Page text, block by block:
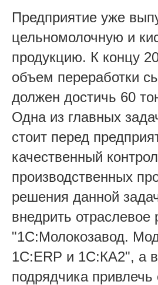
Предприятие уже
цельномолочную и
продукцию. К концу
объем переработки
должен достичь 60
Одна из главных
стоит перед
качественный
производственных
решения данной
внедрить
"1С:Молокозавод.
1С:ERP и 1С:КА2", а в
подрядчика привлечь